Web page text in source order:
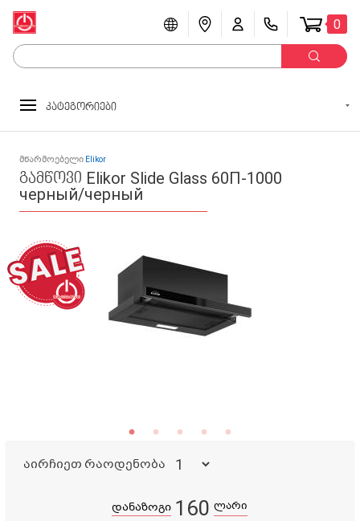
0
კატეგორიები
მწარმოებელი Elikor
გამწოვი Elikor Slide Glass 60П-1000
черный/черный
აირჩიეთ რაოდენობა
დანაზოგი 160 ლარი